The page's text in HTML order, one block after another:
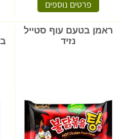
פרטים נוספים
ראמן בטעם עוף סטייל
נזיד